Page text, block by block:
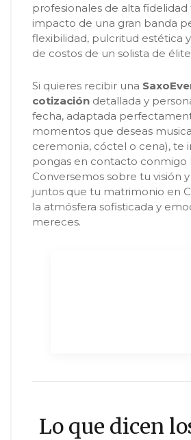
profesionales de alta fidelidad
impacto de una gran banda
flexibilidad, pulcritud estética
de costos de un solista de
Si quieres recibir una
cotización detallada y
fecha, adaptada
momentos que deseas
ceremonia, cóctel o cena), te
pongas en contacto conmigo
Conversemos sobre tu visión
juntos que tu matrimonio en
la atmósfera sofisticada y
mereces.
Lo que dicen